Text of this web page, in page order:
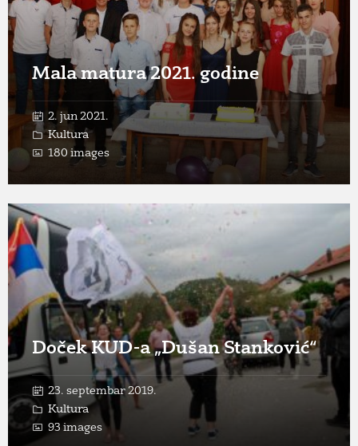
Mala matura 2021. godine
2. jun 2021.
Kultura
180 images
Doček KUD-a „Dušan Stanković“
23. septembar 2019.
Kultura
93 images
Open
Gallery